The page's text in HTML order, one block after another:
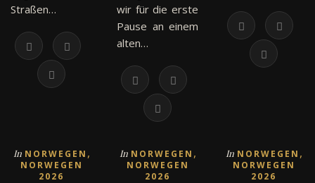
Straßen…
wir für die erste
Pause an einem
alten…
In NORWEGEN ,
NORWEGEN
2026
In NORWEGEN ,
NORWEGEN
2026
In NORWEGEN ,
NORWEGEN
2026